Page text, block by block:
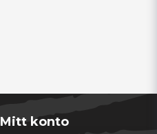
Mitt konto